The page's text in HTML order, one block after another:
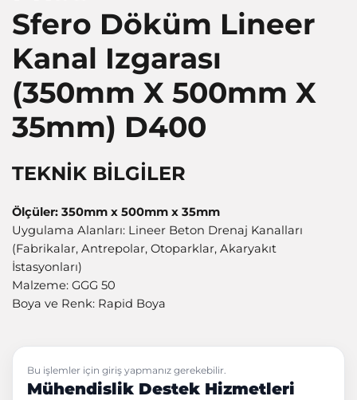
Sfero Döküm Lineer
Kanal Izgarası
(350mm X 500mm X
35mm) D400
TEKNİK BİLGİLER
Ölçüler: 350mm x 500mm x 35mm
Uygulama Alanları: Lineer Beton Drenaj Kanalları
(Fabrikalar, Antrepolar, Otoparklar, Akaryakıt
İstasyonları)
Malzeme: GGG 50
Boya ve Renk: Rapid Boya
Bu işlemler için giriş yapmanız gerekebilir.
Mühendislik Destek Hizmetleri